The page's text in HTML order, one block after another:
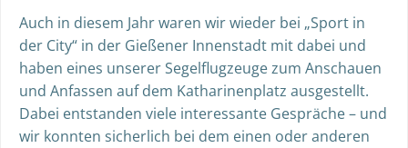
Auch in diesem Jahr waren wir wieder bei „Sport in
der City“ in der Gießener Innenstadt mit dabei und
haben eines unserer Segelflugzeuge zum Anschauen
und Anfassen auf dem Katharinenplatz ausgestellt.
Dabei entstanden viele interessante Gespräche – und
wir konnten sicherlich bei dem einen oder anderen